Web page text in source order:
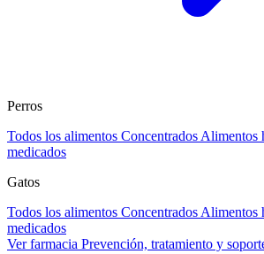
Perros
Todos los alimentos Concentrados Alimentos
medicados
Gatos
Todos los alimentos Concentrados Alimentos
medicados
Ver farmacia Prevención, tratamiento y